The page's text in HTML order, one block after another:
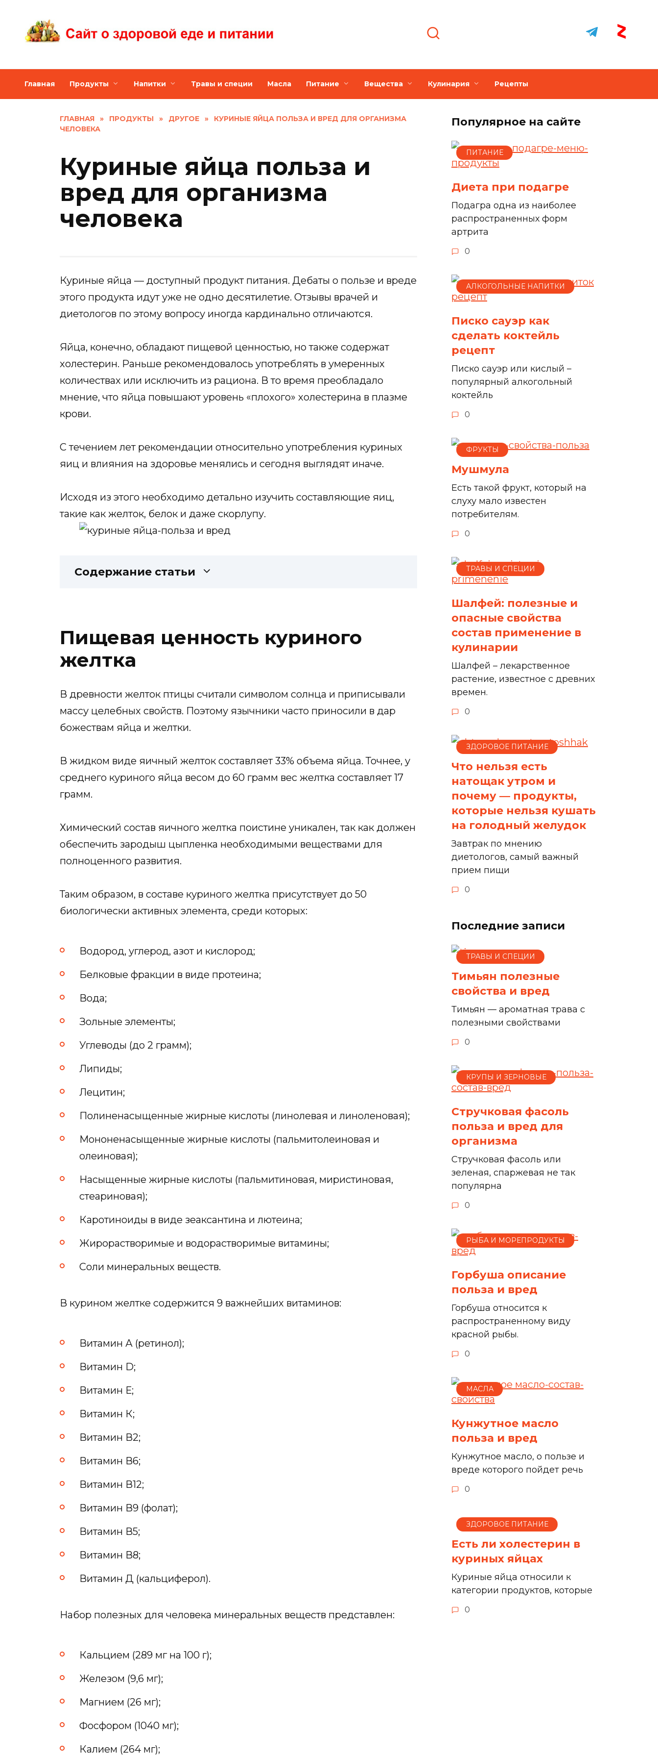
content
Главная Продукты Напитки Травы и специи Масла Питание Вещества Кулинария Рецепты
ГЛАВНАЯ » ПРОДУКТЫ » ДРУГОЕ »
КУРИНЫЕ ЯЙЦА ПОЛЬЗА И ВРЕД ДЛЯ ОРГАНИЗМА
ЧЕЛОВЕКА
Куриные яйца польза и
вред для организма
человека
Куриные яйца — доступный продукт питания. Дебаты о пользе и вреде
этого продукта идут уже не одно десятилетие. Отзывы врачей и
диетологов по этому вопросу иногда кардинально отличаются.
Яйца, конечно, обладают пищевой ценностью, но также содержат
холестерин. Раньше рекомендовалось употреблять в умеренных
количествах или исключить из рациона. В то время преобладало
мнение, что яйца повышают уровень «плохого» холестерина в плазме
крови.
С течением лет рекомендации относительно употребления куриных
яиц и влияния на здоровье менялись и сегодня выглядят иначе.
Исходя из этого необходимо детально изучить составляющие яиц,
такие как желток, белок и даже скорлупу.
Содержание статьи
Пищевая ценность куриного
желтка
В древности желток птицы считали символом солнца и приписывали
массу целебных свойств. Поэтому язычники часто приносили в дар
божествам яйца и желтки.
В жидком виде яичный желток составляет 33% объема яйца. Точнее, у
среднего куриного яйца весом до 60 грамм вес желтка составляет 17
грамм.
Химический состав яичного желтка поистине уникален, так как должен
обеспечить зародыш цыпленка необходимыми веществами для
полноценного развития.
Таким образом, в составе куриного желтка присутствует до 50
биологически активных элемента, среди которых:
Водород, углерод, азот и кислород;
Белковые фракции в виде протеина;
Вода;
Зольные элементы;
Углеводы (до 2 грамм);
Липиды;
Лецитин;
Полиненасыщенные жирные кислоты (линолевая и линоленовая);
Мононенасыщенные жирные кислоты (пальмитолеиновая и
олеиновая);
Насыщенные жирные кислоты (пальмитиновая, миристиновая,
стеариновая);
Каротиноиды в виде зеаксантина и лютеина;
Жирорастворимые и водорастворимые витамины;
Соли минеральных веществ.
В курином желтке содержится 9 важнейших витаминов:
Витамин А (ретинол);
Витамин D;
Витамин Е;
Витамин К;
Витамин В2;
Витамин В6;
Витамин В12;
Витамин В9 (фолат);
Витамин В5;
Витамин В8;
Витамин Д (кальциферол).
Набор полезных для человека минеральных веществ представлен:
Кальцием (289 мг на 100 г);
Железом (9,6 мг);
Магнием (26 мг);
Фосфором (1040 мг);
Калием (264 мг);
Популярное на сайте
ПИТАНИЕ
Диета при подагре
Подагра одна из наиболее
распространенных форм
артрита
0
АЛКОГОЛЬНЫЕ НАПИТКИ
Писко сауэр как
сделать коктейль
рецепт
Писко сауэр или кислый –
популярный алкогольный
коктейль
0
ФРУКТЫ
Мушмула
Есть такой фрукт, который на
слуху мало известен
потребителям.
0
ТРАВЫ И СПЕЦИИ
Шалфей: полезные и
опасные свойства
состав применение в
кулинарии
Шалфей – лекарственное
растение, известное с древних
времен.
0
ЗДОРОВОЕ ПИТАНИЕ
Что нельзя есть
натощак утром и
почему — продукты,
которые нельзя кушать
на голодный желудок
Завтрак по мнению
диетологов, самый важный
прием пищи
0
Последние записи
ТРАВЫ И СПЕЦИИ
Тимьян полезные
свойства и вред
Тимьян — ароматная трава с
полезными свойствами
0
КРУПЫ И ЗЕРНОВЫЕ
Стручковая фасоль
польза и вред для
организма
Стручковая фасоль или
зеленая, спаржевая не так
популярна
0
РЫБА И МОРЕПРОДУКТЫ
Горбуша описание
польза и вред
Горбуша относится к
распространенному виду
красной рыбы.
0
МАСЛА
Кунжутное масло
польза и вред
Кунжутное масло, о пользе и
вреде которого пойдет речь
0
ЗДОРОВОЕ ПИТАНИЕ
Есть ли холестерин в
куриных яйцах
Куриные яйца относили к
категории продуктов, которые
0